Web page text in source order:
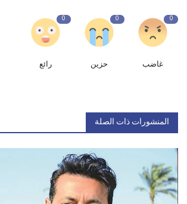
0
غاضب
0
حزين
0
رائع
المنشورات ذات الصلة